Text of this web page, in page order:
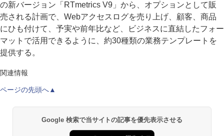
の新バージョン「RTmetrics V9」から、オプションとして販
売される計画で、Webアクセスログを売り上げ、顧客、商品
にひも付けて、予実や前年比など、ビジネスに直結したフォー
マットで活用できるように、約30種類の業務テンプレートを
提供する。
関連情報
ページの先頭へ▲
Google 検索で当サイトの記事を優先表示させる